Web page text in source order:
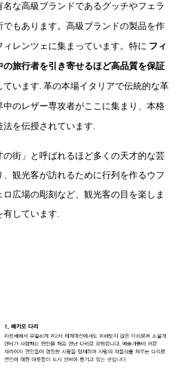
な高級ブランドであるグッチやフェラ
もあります。高級ブランドの製品を作
レンツェに集まっています。特に フィ
旅行者を引き寄せるほど高品質を保証
ています. 革の本場イタリアで伝統的な革
のレザー専攻者がここに集まり、本格
を伝授されています.
街」と呼ばれるほど多くの天才的な芸
観光客が訪れるために行列を作るウフ
広場の彫刻など、観光客の目を楽しま
有しています.